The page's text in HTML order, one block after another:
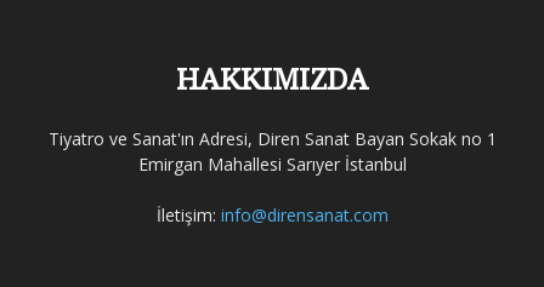
HAKKIMIZDA
Tiyatro ve Sanat'ın Adresi, Diren Sanat Bayan Sokak no 1
Emirgan Mahallesi Sarıyer İstanbul
İletişim: info@dirensanat.com